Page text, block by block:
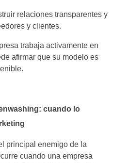
relaciones transparentes y
y clientes.
trabaja activamente en
afirmar que su modelo es
cuando lo
principal enemigo de la
cuando una empresa